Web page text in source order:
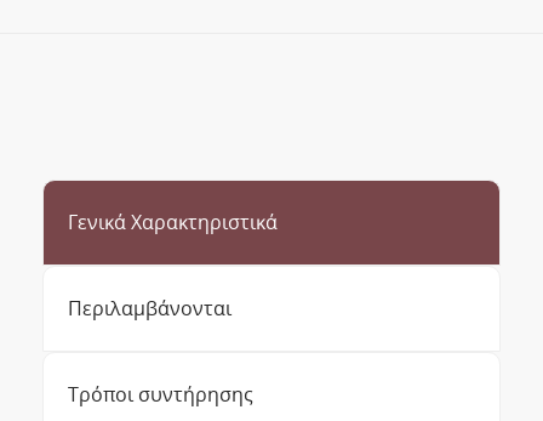
Γενικά Χαρακτηριστικά
Περιλαμβάνονται
Τρόποι συντήρησης